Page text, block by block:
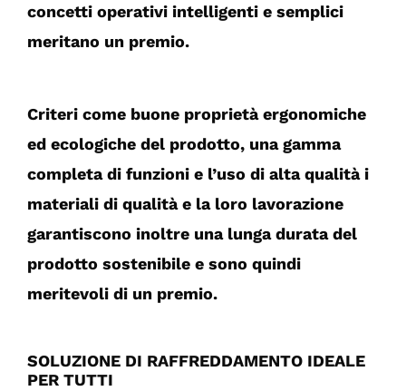
concetti operativi intelligenti e semplici
meritano un premio.
Criteri come buone proprietà ergonomiche
ed ecologiche del prodotto, una gamma
completa di funzioni e l’uso di alta qualità i
materiali di qualità e la loro lavorazione
garantiscono inoltre una lunga durata del
prodotto sostenibile e sono quindi
meritevoli di un premio.
SOLUZIONE DI RAFFREDDAMENTO IDEALE
PER TUTTI